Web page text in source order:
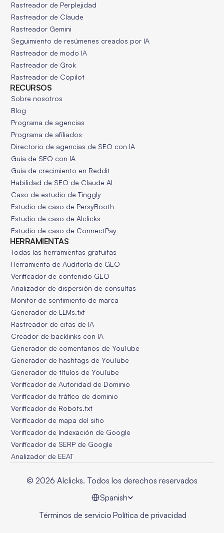
Rastreador de Perplejidad
Rastreador de Claude
Rastreador Gemini
Seguimiento de resúmenes creados por IA
Rastreador de modo IA
Rastreador de Grok
Rastreador de Copilot
RECURSOS
Sobre nosotros
Blog
Programa de agencias
Programa de afiliados
Directorio de agencias de SEO con IA
Guía de SEO con IA
Guía de crecimiento en Reddit
Habilidad de SEO de Claude AI
Caso de estudio de Tinggly
Estudio de caso de PersyBooth
Estudio de caso de AIclicks
Estudio de caso de ConnectPay
HERRAMIENTAS
Todas las herramientas gratuitas
Herramienta de Auditoría de GEO
Verificador de contenido GEO
Analizador de dispersión de consultas
Monitor de sentimiento de marca
Generador de LLMs.txt
Rastreador de citas de IA
Creador de backlinks con IA
Generador de comentarios de YouTube
Generador de hashtags de YouTube
Generador de títulos de YouTube
Verificador de Autoridad de Dominio
Verificador de tráfico de dominio
Verificador de Robots.txt
Verificador de mapa del sitio
Verificador de Indexación de Google
Verificador de SERP de Google
Analizador de EEAT
© 2026 AIclicks. Todos los derechos reservados
Spanish
Términos de servicio Política de privacidad